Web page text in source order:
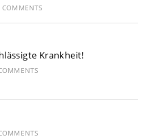
COMMENTS
Krankheit!